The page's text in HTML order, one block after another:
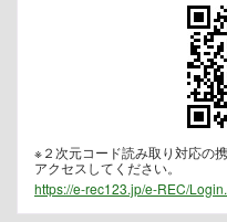
※２次元コード読み取り対応の
アクセスしてください。
https://e-rec123.jp/e-REC/